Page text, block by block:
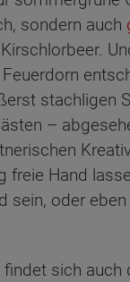
sondern auch
stachligen
–
freie Hand
sein, oder
sich auch